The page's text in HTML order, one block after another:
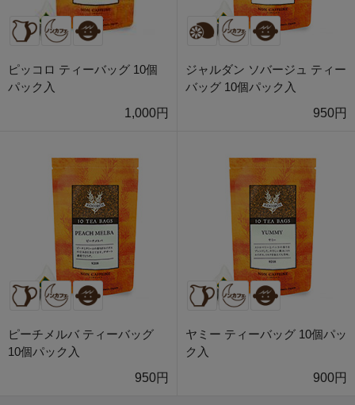
ピッコロ ティーバッグ 10個
パック入
1,000円
ジャルダン ソバージュ ティー
バッグ 10個パック入
950円
ピーチメルバ ティーバッグ
10個パック入
950円
ヤミー ティーバッグ 10個パッ
ク入
900円